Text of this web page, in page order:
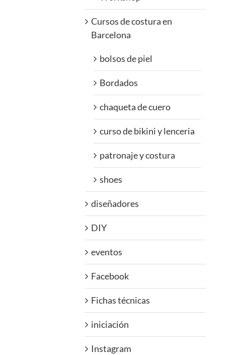
Cursos de costura en
Barcelona
bolsos de piel
Bordados
chaqueta de cuero
curso de bikini y lenceria
patronaje y costura
shoes
diseñadores
DIY
eventos
Facebook
Fichas técnicas
iniciación
Instagram